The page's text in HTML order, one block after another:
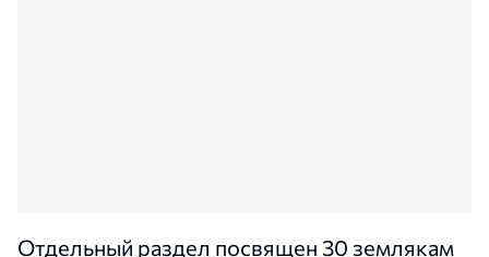
Отдельный раздел посвящен 30 землякам